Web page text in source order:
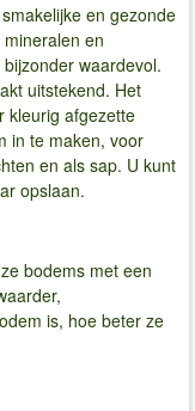
en gezonde
en
waardevol.
uitstekend. Het
kleurig afgezette
in te maken, voor
en als sap. U kunt
opslaan.
bodems met een
is, hoe beter ze